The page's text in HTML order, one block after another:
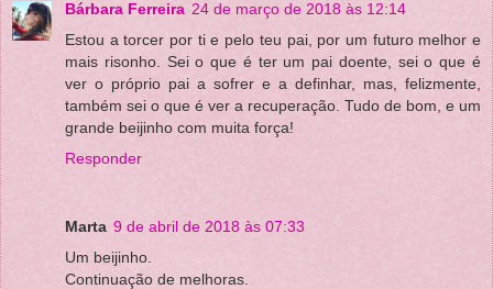
Bárbara Ferreira 24 de março de 2018 às 12:14
Estou a torcer por ti e pelo teu pai, por um futuro melhor e
mais risonho. Sei o que é ter um pai doente, sei o que é
ver o próprio pai a sofrer e a definhar, mas, felizmente,
também sei o que é ver a recuperação. Tudo de bom, e um
grande beijinho com muita força!
Responder
Marta 9 de abril de 2018 às 07:33
Um beijinho.
Continuação de melhoras.